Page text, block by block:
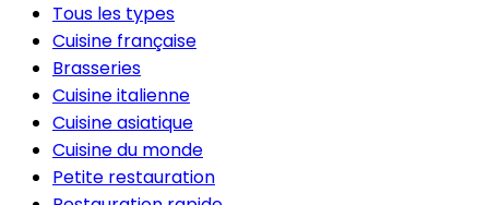
Tous les types
Cuisine française
Brasseries
Cuisine italienne
Cuisine asiatique
Cuisine du monde
Petite restauration